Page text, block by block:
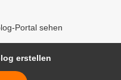
Portal sehen
erstellen